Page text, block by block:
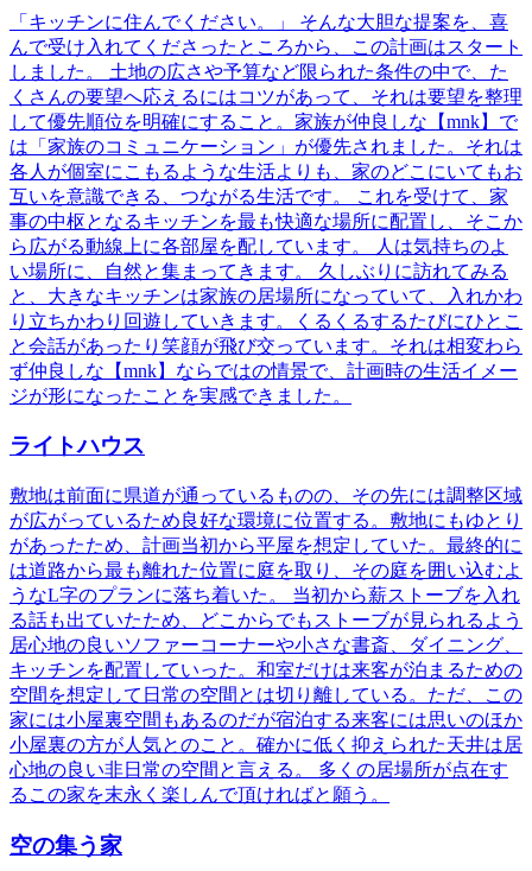
「キッチンに住んでください。」 そんな大胆な提案を、喜
んで受け入れてくださったところから、この計画はスタート
しました。 土地の広さや予算など限られた条件の中で、た
くさんの要望へ応えるにはコツがあって、それは要望を整理
して優先順位を明確にすること。家族が仲良しな【mnk】で
は「家族のコミュニケーション」が優先されました。それは
各人が個室にこもるような生活よりも、家のどこにいてもお
互いを意識できる、つながる生活です。 これを受けて、家
事の中枢となるキッチンを最も快適な場所に配置し、そこか
ら広がる動線上に各部屋を配しています。 人は気持ちのよ
い場所に、自然と集まってきます。 久しぶりに訪れてみる
と、大きなキッチンは家族の居場所になっていて、入れかわ
り立ちかわり回遊していきます。くるくるするたびにひとこ
と会話があったり笑顔が飛び交っています。それは相変わら
ず仲良しな【mnk】ならではの情景で、計画時の生活イメー
ジが形になったことを実感できました。
ライトハウス
敷地は前面に県道が通っているものの、その先には調整区域
が広がっているため良好な環境に位置する。敷地にもゆとり
があったため、計画当初から平屋を想定していた。最終的に
は道路から最も離れた位置に庭を取り、その庭を囲い込むよ
うなL字のプランに落ち着いた。 当初から薪ストーブを入れ
る話も出ていたため、どこからでもストーブが見られるよう
居心地の良いソファーコーナーや小さな書斎、ダイニング、
キッチンを配置していった。和室だけは来客が泊まるための
空間を想定して日常の空間とは切り離している。ただ、この
家には小屋裏空間もあるのだが宿泊する来客には思いのほか
小屋裏の方が人気とのこと。確かに低く抑えられた天井は居
心地の良い非日常の空間と言える。 多くの居場所が点在す
るこの家を末永く楽しんで頂ければと願う。
空の集う家